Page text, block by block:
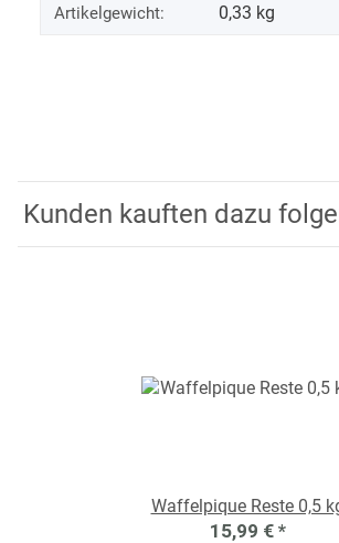
Artikelgewicht: 0,33 kg
Kunden kauften dazu
Waffelpique Reste 0,5
15,99 € *